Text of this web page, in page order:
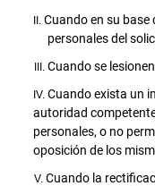
Cuando en su base
personales del
Cuando se
Cuando exista un
autoridad
personales, o no
oposición de los
Cuando la